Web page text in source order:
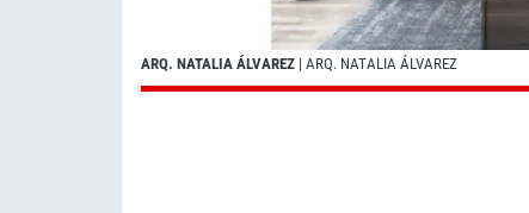
ARQ. NATALIA ÁLVAREZ | ARQ. NATALIA ÁLVAREZ